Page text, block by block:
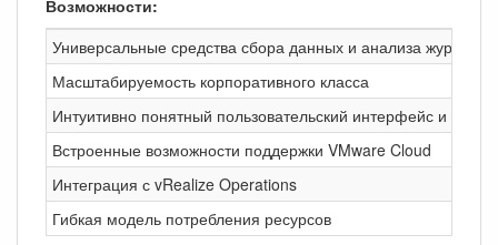
Возможности:
Универсальные средства сбора данных и анализа журналов
Масштабируемость корпоративного класса
Интуитивно понятный пользовательский интерфейс и
Встроенные возможности поддержки VMware Cloud
Интеграция с vRealize Operations
Гибкая модель потребления ресурсов